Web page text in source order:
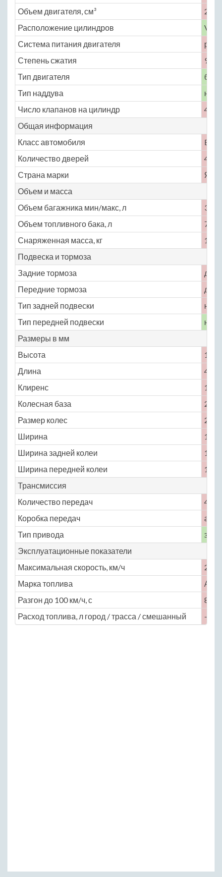
Объем двигателя, см³
2954
Расположение цилиндров
V-
Система питания двигателя
Степень сжатия
9.5
Тип двигателя
Тип наддува
нет
Число клапанов на цилиндр
4
Общая информация
Класс автомобиля
E
Количество дверей
4
Страна марки
Объем и масса
Объем багажника мин/макс, л
360
Объем топливного бака, л
70
Снаряженная масса, кг
1600
Подвеска и тормоза
Задние тормоза
Передние тормоза
Тип задней подвески
Тип передней подвески
Размеры в мм
Высота
1420
Длина
4895
Клиренс
130
Колесная база
2850
Размер колес
205
Ширина
1795
Ширина задней колеи
1520
Ширина передней колеи
1510
Трансмиссия
Количество передач
4
Коробка передач
Тип привода
Эксплуатационные показатели
Максимальная скорость, км/ч
220
Марка топлива
АИ-
Разгон до 100 км/ч, с
8.8
Расход топлива, л город / трасса / смешанный
— /